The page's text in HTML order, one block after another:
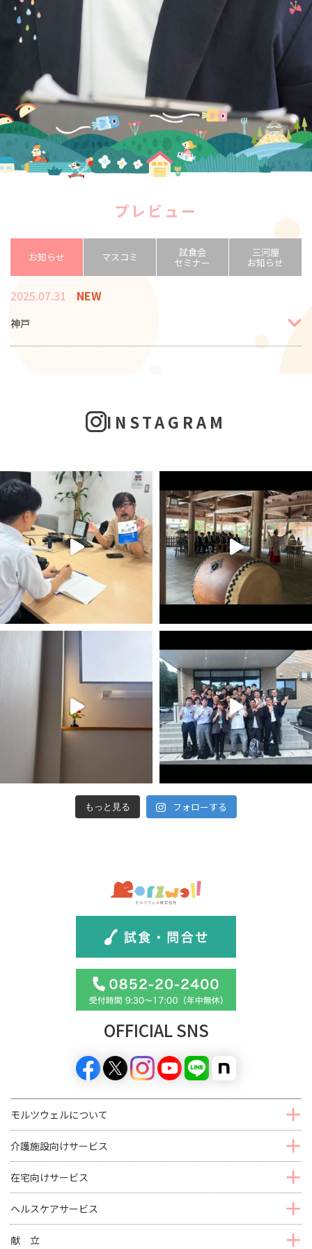
プレビュー
お知らせ マスコミ 試食会
セミナー
三河屋
お知らせ
2025.07.31 NEW
神戸
INSTAGRAM
もっと見る フォローする
OFFICIAL SNS
モルツウェルについて
介護施設向けサービス
在宅向けサービス
ヘルスケアサービス
献 立